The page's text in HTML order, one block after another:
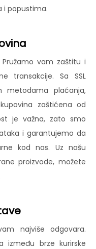
i popustima.
vam zaštitu i
transakcije. Sa SSL
metodama plaćanja,
zaštićena od
je važna, zato smo
i garantujemo da
kod nas. Uz našu
proizvode, možete
najviše odgovara.
između brze kurirske